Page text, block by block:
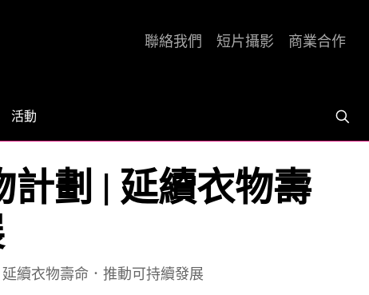
活動
聯絡我們 短片攝影 商業合作
計劃 | 延續衣物壽
續衣物壽命．推動可持續發展